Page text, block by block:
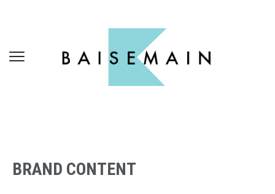
BRAND CONTENT